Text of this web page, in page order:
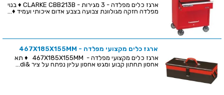
ארגז כלים מפלדה - 3 מגירות - CLARKE CBB213B ♦ בנוי
מפלדה חזקה מגולוונת צבועה בצבע אדום איכותי ועמיד ♦...
ארגז כלים מקצועי מפלדה - 467X185X155MM
ארגז כלים מקצועי מפלדה - 467X185X155MM ♦ תא
אחסון תחתון קבוע ומגש אחסון עליון נפתח על ציר &di...